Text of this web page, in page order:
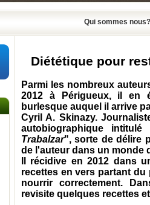
Qui sommes nous?
Diététique pour
Parmi les nombreux
2012 à Périgueux, il en
burlesque auquel il arrive
Cyril A. Skinazy.
autobiographique intitulé
Trabalzar", sorte de délire
de l'auteur dans un monde
Il récidive en 2012 dans
recettes en vers partant
nourrir correctement.
revisite quelques recettes